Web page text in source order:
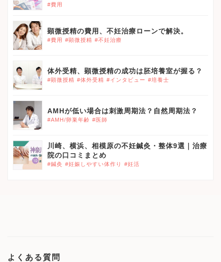
#費用
顕微授精の費用、不妊治療ローンで解決。
#費用 #顕微授精 #不妊治療
体外受精、顕微授精の成功は胚培養室が握る？
#顕微授精 #体外受精 #インタビュー #培養士
AMHが低い場合は刺激周期法？自然周期法？
#AMH/卵巣年齢 #医師
川崎、横浜、相模原の不妊鍼灸・整体9選｜治療
院の口コミまとめ
#鍼灸 #妊娠しやすい体作り #妊活
よくある質問